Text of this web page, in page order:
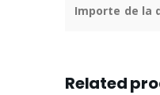
Importe de la
Related